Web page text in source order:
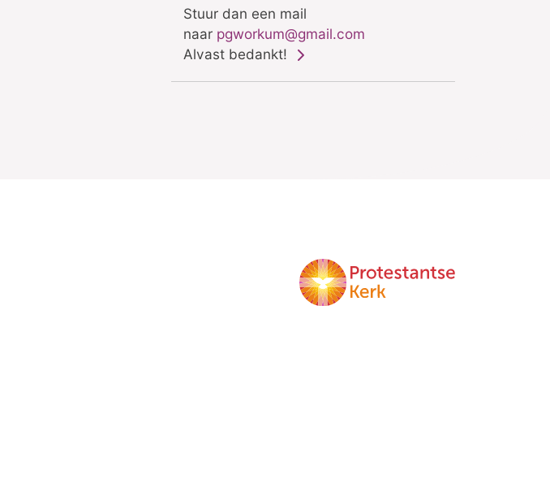
Stuur dan een mail
naar pgworkum@gmail.com
Alvast bedankt!